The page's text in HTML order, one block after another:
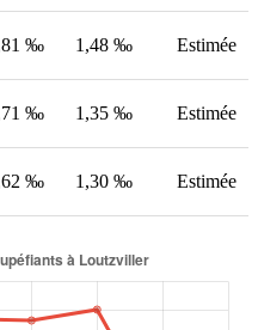
‰ 1,48 ‰ Estimée
‰ 1,35 ‰ Estimée
‰ 1,30 ‰ Estimée